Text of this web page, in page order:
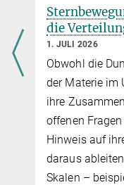
die
1. JULI 2026
Obwohl die
der Materie im
ihre
offenen
Hinweis auf
daraus
Skalen –